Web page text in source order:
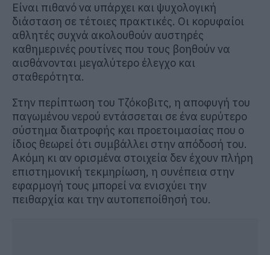
Είναι πιθανό να υπάρχει και ψυχολογική
διάσταση σε τέτοιες πρακτικές. Οι κορυφαίοι
αθλητές συχνά ακολουθούν αυστηρές
καθημερινές ρουτίνες που τους βοηθούν να
αισθάνονται μεγαλύτερο έλεγχο και
σταθερότητα.
Στην περίπτωση του Τζόκοβιτς, η αποφυγή του
παγωμένου νερού εντάσσεται σε ένα ευρύτερο
σύστημα διατροφής και προετοιμασίας που ο
ίδιος θεωρεί ότι συμβάλλει στην απόδοσή του.
Ακόμη κι αν ορισμένα στοιχεία δεν έχουν πλήρη
επιστημονική τεκμηρίωση, η συνέπεια στην
εφαρμογή τους μπορεί να ενισχύει την
πειθαρχία και την αυτοπεποίθησή του.